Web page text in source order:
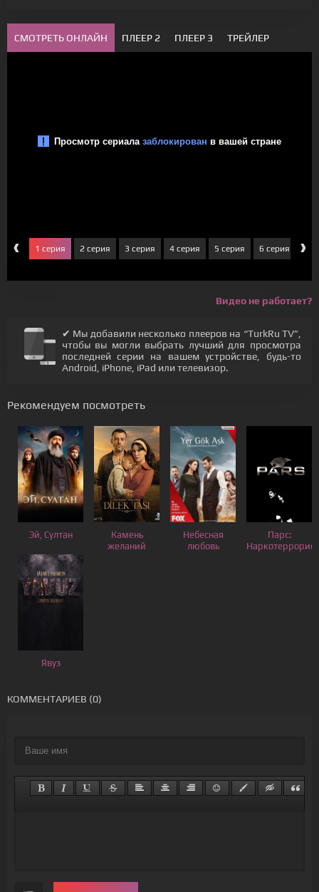
СМОТРЕТЬ ОНЛАЙН ПЛЕЕР 2 ПЛЕЕР 3 ТРЕЙЛЕР
‹ 1 серия 2 серия 3 серия 4 серия 5 серия 6 серия 7
›
Видео не работает?
✔ Мы добавили несколько плееров на “TurkRu TV”,
чтобы вы могли выбрать лучший для просмотра
последней серии на вашем устройстве, будь-то
Android, iPhone, iPad или телевизор.
Рекомендуем посмотреть
Эй, Султан
Камень
желаний
Небесная
любовь
Парс:
Наркотеррорист
Явуз
КОММЕНТАРИЕВ (0)